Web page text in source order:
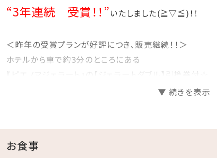
“3年連続 受賞！！” いたしました(≧▽≦)！！
＜昨年の受賞プランが好評につき、販売継続！！＞
ホテルから車で約3分のところにある
『ピエノマジェラート』の【ジェラートダブル】引換券付☆
とっておきのジェラートをお楽しみください♪
▼ 続きを表示
お食事